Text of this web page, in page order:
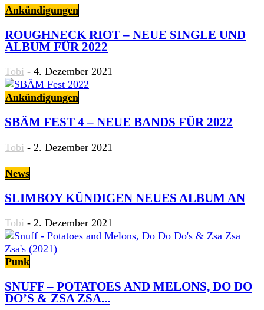
Ankündigungen
ROUGHNECK RIOT – NEUE SINGLE UND
ALBUM FÜR 2022
Tobi - 4. Dezember 2021
Ankündigungen
SBÄM FEST 4 – NEUE BANDS FÜR 2022
Tobi - 2. Dezember 2021
News
SLIMBOY KÜNDIGEN NEUES ALBUM AN
Tobi - 2. Dezember 2021
Punk
SNUFF – POTATOES AND MELONS, DO DO
DO’S & ZSA ZSA...